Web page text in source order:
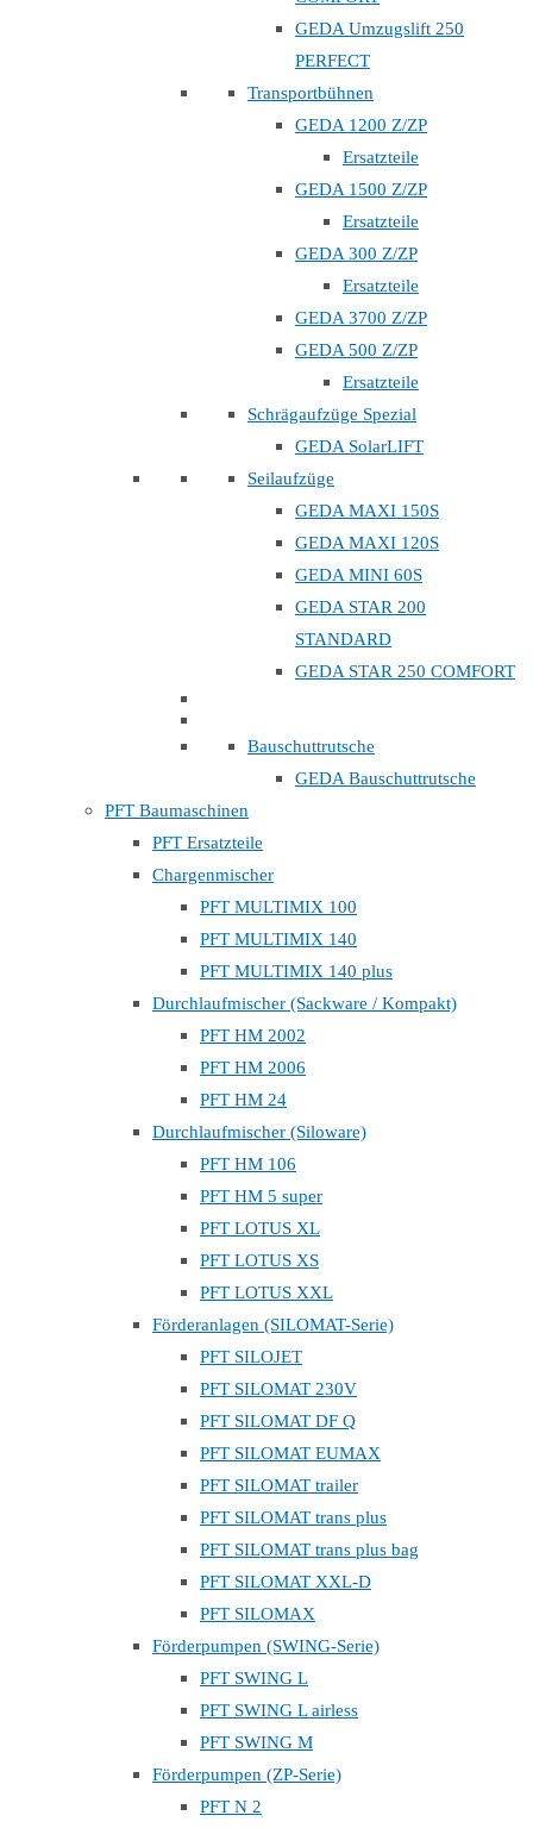
GEDA Umzugslift 250
PERFECT
Transportbühnen
GEDA 1200 Z/ZP
Ersatzteile
GEDA 1500 Z/ZP
Ersatzteile
GEDA 300 Z/ZP
Ersatzteile
GEDA 3700 Z/ZP
GEDA 500 Z/ZP
Ersatzteile
Schrägaufzüge Spezial
GEDA SolarLIFT
Seilaufzüge
GEDA MAXI 150S
GEDA MAXI 120S
GEDA MINI 60S
GEDA STAR 200
STANDARD
GEDA STAR 250 COMFORT
Bauschuttrutsche
GEDA Bauschuttrutsche
PFT Baumaschinen
PFT Ersatzteile
Chargenmischer
PFT MULTIMIX 100
PFT MULTIMIX 140
PFT MULTIMIX 140 plus
Durchlaufmischer (Sackware / Kompakt)
PFT HM 2002
PFT HM 2006
PFT HM 24
Durchlaufmischer (Siloware)
PFT HM 106
PFT HM 5 super
PFT LOTUS XL
PFT LOTUS XS
PFT LOTUS XXL
Förderanlagen (SILOMAT-Serie)
PFT SILOJET
PFT SILOMAT 230V
PFT SILOMAT DF Q
PFT SILOMAT EUMAX
PFT SILOMAT trailer
PFT SILOMAT trans plus
PFT SILOMAT trans plus bag
PFT SILOMAT XXL-D
PFT SILOMAX
Förderpumpen (SWING-Serie)
PFT SWING L
PFT SWING L airless
PFT SWING M
Förderpumpen (ZP-Serie)
PFT N 2